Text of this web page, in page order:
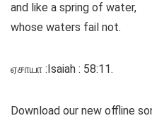
and like a spring of water,
whose waters fail not.
ஏசாயா :Isaiah : 58:11.
Download our new offline